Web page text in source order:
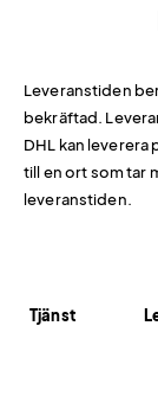
Leveranstiden
bekräftad.
DHL kan leverera
till en ort som tar
leveranstiden.
Tjänst